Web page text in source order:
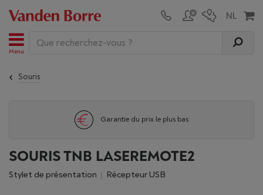
Menu
Souris
Garantie du prix le plus bas
SOURIS TNB LASEREMOTE2
Stylet de présentation Récepteur USB